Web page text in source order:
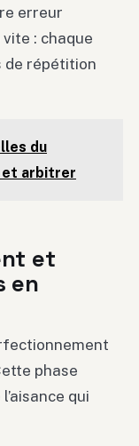
erreur
: chaque
de répétition
du
et arbitrer
et
en
phase
qui